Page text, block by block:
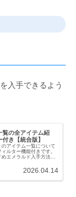
入手できるよう
覧の全アイテム紹
き【統合版】
アイテム一覧について
ルター機能付きです。
エメラルド入手方法に
2026.04.14